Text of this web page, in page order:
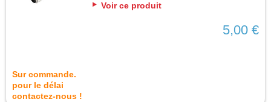
Voir ce produit
5,00 €
Sur commande.
pour le délai
contactez-nous !